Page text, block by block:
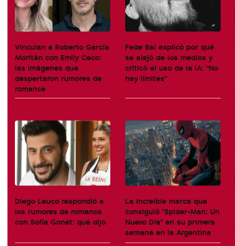
Vinculan a Roberto García
Moritán con Emily Ceco:
las imágenes que
despertaron rumores de
romance
Fede Bal explicó por qué
se alejó de los medios y
criticó el uso de la IA: "No
hay límites"
Diego Leuco respondió a
los rumores de romance
con Sofía Gonet: qué dijo
La increíble marca que
consiguió "Spider-Man: Un
Nuevo Día" en su primera
semana en la Argentina